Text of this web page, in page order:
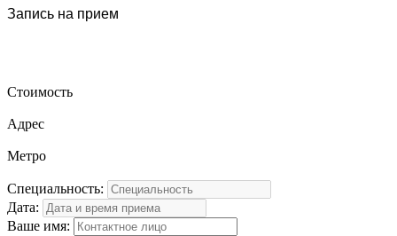
Запись на прием
Стоимость
Адрес
Метро
Специальность:
Дата:
Ваше имя: